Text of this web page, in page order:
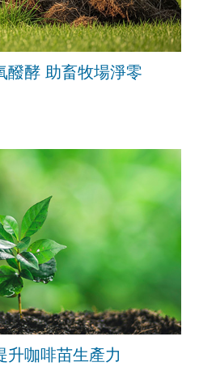
醱酵 助畜牧場淨零
升咖啡苗生產力